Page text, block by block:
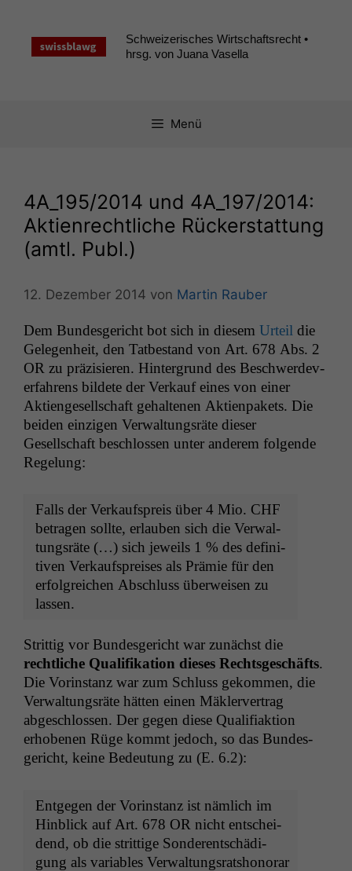
springen
Schweizerisches Wirtschaftsrecht •
hrsg. von Juana Vasella
Menü
4A_195/2014 und 4A_197/2014:
Aktienrechtliche Rückerstattung
(amtl. Publ.)
12. Dezember 2014 von Martin Rauber
Dem Bun­des­gericht bot sich in diesem Urteil die
Gele­gen­heit, den Tatbe­stand von Art. 678 Abs. 2
OR zu präzisieren. Hin­ter­grund des Beschw­erde­v­
er­fahrens bildete der Verkauf eines von ein­er
Aktienge­sellschaft gehal­te­nen Aktien­pakets. Die
bei­den einzi­gen Ver­wal­tungsräte dieser
Gesellschaft beschlossen unter anderem fol­gende
Regelung:
Falls der Verkauf­spreis über 4 Mio. CHF
betra­gen sollte, erlauben sich die Ver­wal­
tungsräte (…) sich jew­eils 1 % des defin­i­
tiv­en Verkauf­spreis­es als Prämie für den
erfol­gre­ichen Abschluss über­weisen zu
lassen.
Strit­tig vor Bun­des­gericht war zunächst die
rechtliche Qual­i­fika­tion dieses Rechts­geschäfts.
Die Vorin­stanz war zum Schluss gekom­men, die
Ver­wal­tungsräte hät­ten einen Mäk­lerver­trag
abgeschlossen. Der gegen diese Qual­i­fi­ak­tion
erhobe­nen Rüge kommt jedoch, so das Bun­des­
gericht, keine Bedeu­tung zu (E. 6.2):
Ent­ge­gen der Vorin­stanz ist näm­lich im
Hin­blick auf Art. 678 OR nicht entschei­
dend, ob die strit­tige Son­der­entschädi­
gung als vari­ables Ver­wal­tungsrat­shon­o­rar